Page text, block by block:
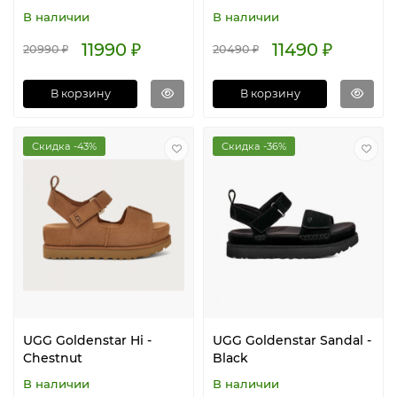
В наличии
20990 ₽ 11990 ₽
В корзину
В наличии
20490 ₽ 11490 ₽
В корзину
Скидка -43%
UGG Goldenstar Hi -
Chestnut
В наличии
Скидка -36%
UGG Goldenstar Sandal -
Black
В наличии